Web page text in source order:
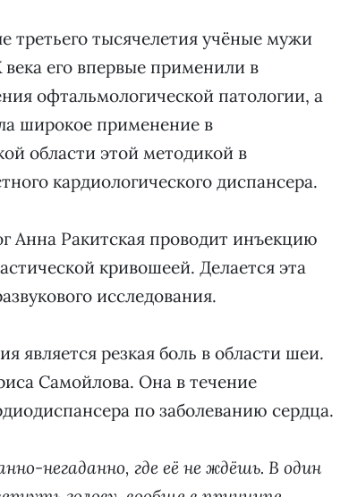
третьего тысячелетия учёные мужи
его впервые применили в
офтальмологической патологии, а
широкое применение в
области этой методикой в
кардиологического диспансера.
Анна Ракитская проводит инъекцию
кривошеей. Делается эта
исследования.
является резкая боль в области шеи.
Самойлова. Она в течение
по заболеванию сердца.
негаданно, где её не ждёшь. В один